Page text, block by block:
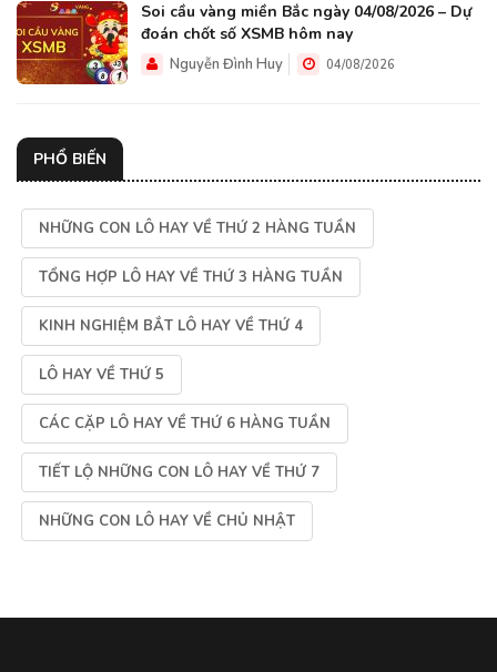
Soi cầu vàng miền Bắc ngày 04/08/2026 – Dự
đoán chốt số XSMB hôm nay
Nguyễn Đình Huy 04/08/2026
PHỔ BIẾN
NHỮNG CON LÔ HAY VỀ THỨ 2 HÀNG TUẦN
TỔNG HỢP LÔ HAY VỀ THỨ 3 HÀNG TUẦN
KINH NGHIỆM BẮT LÔ HAY VỀ THỨ 4
LÔ HAY VỀ THỨ 5
CÁC CẶP LÔ HAY VỀ THỨ 6 HÀNG TUẦN
TIẾT LỘ NHỮNG CON LÔ HAY VỀ THỨ 7
NHỮNG CON LÔ HAY VỀ CHỦ NHẬT